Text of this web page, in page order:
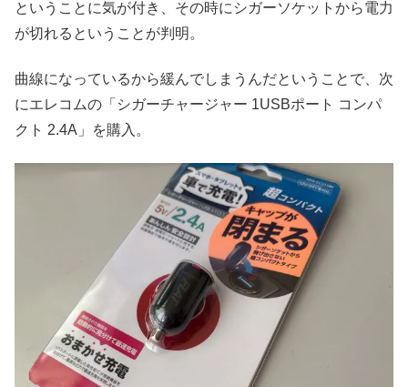
ということに気が付き、その時にシガーソケットから電力
が切れるということが判明。
曲線になっているから緩んでしまうんだということで、次
にエレコムの「シガーチャージャー 1USBポート コンパ
クト 2.4A」を購入。